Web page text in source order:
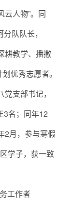
云人物”。同
队队长，
耕教学、播撒
优秀志愿者。
支部书记，
3名；同年12
2月，参与寒假
学子，获一致
工作者